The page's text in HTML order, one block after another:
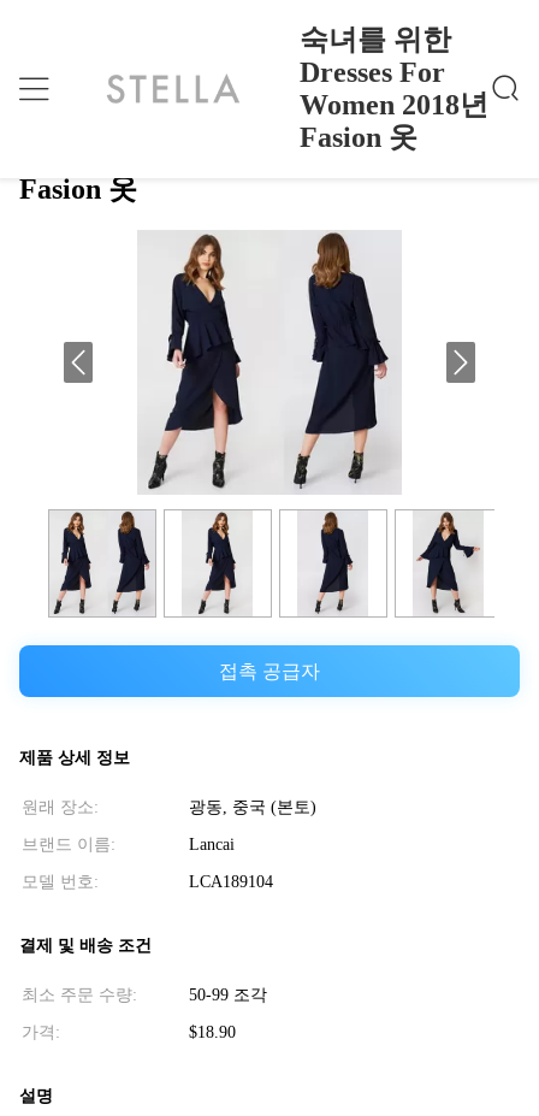
숙녀를 위한
Dresses For
Women 2018년
Fasion 옷
홈> >숙녀를 위한 Dresses For Women 2018년 Fasion 옷
숙녀를 위한 Dresses For Women 2018년
Fasion 옷
접촉 공급자
제품 상세 정보
원래 장소: 광동, 중국 (본토)
브랜드 이름: Lancai
모델 번호: LCA189104
결제 및 배송 조건
최소 주문 수량: 50-99 조각
가격: $18.90
설명